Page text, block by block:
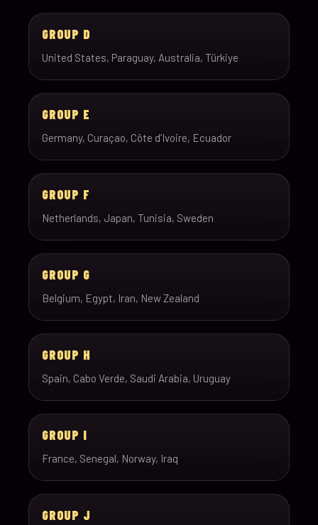
GROUP D
United States, Paraguay, Australia, Türkiye
GROUP E
Germany, Curaçao, Côte d’Ivoire, Ecuador
GROUP F
Netherlands, Japan, Tunisia, Sweden
GROUP G
Belgium, Egypt, Iran, New Zealand
GROUP H
Spain, Cabo Verde, Saudi Arabia, Uruguay
GROUP I
France, Senegal, Norway, Iraq
GROUP J